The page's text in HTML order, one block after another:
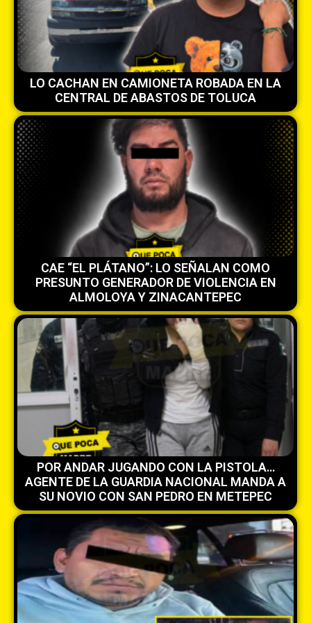
LO CACHAN EN CAMIONETA ROBADA EN LA
CENTRAL DE ABASTOS DE TOLUCA
CAE “EL PLÁTANO”: LO SEÑALAN COMO
PRESUNTO GENERADOR DE VIOLENCIA EN
ALMOLOYA Y ZINACANTEPEC
POR ANDAR JUGANDO CON LA PISTOLA…
AGENTE DE LA GUARDIA NACIONAL MANDA A
SU NOVIO CON SAN PEDRO EN METEPEC